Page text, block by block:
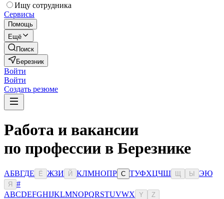
Ищу сотрудника
Сервисы
Помощь
Ещё
Поиск
Березник
Войти
Войти
Создать резюме
Работа и вакансии
по профессии в Березнике
АБВГДЕ Ё ЖЗИ Й КЛМНОПР С ТУФХЦЧШ Ы ЭЮ
Я
#
ABCDEFGHIJKLMNOPQRSTUVWX Y Z